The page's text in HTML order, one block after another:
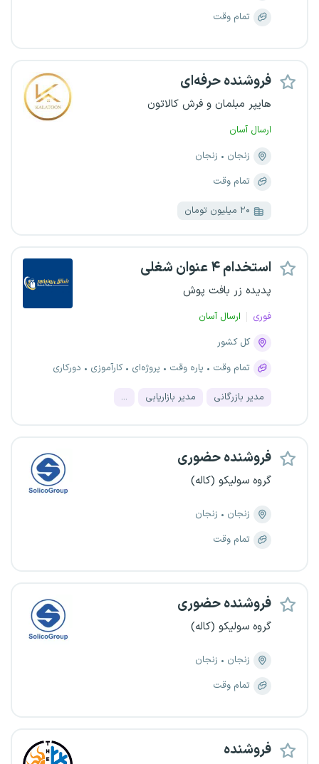
تمام وقت
فروشنده حرفه‌ای
هایپر مبلمان و فرش کالاتون
ارسال آسان
زنجان
زنجان
تمام وقت
۲۰ میلیون تومان
استخدام ۴ عنوان شغلی
پدیده زر بافت پوش
فوری
ارسال آسان
کل کشور
تمام وقت
پاره وقت پروژه‌ای کارآموزی دورکاری
مدیر بازرگانی مدیر بازاریابی ...
فروشنده حضوری
گروه سولیکو (کاله)
زنجان
زنجان
تمام وقت
فروشنده حضوری
گروه سولیکو (کاله)
زنجان
زنجان
تمام وقت
فروشنده